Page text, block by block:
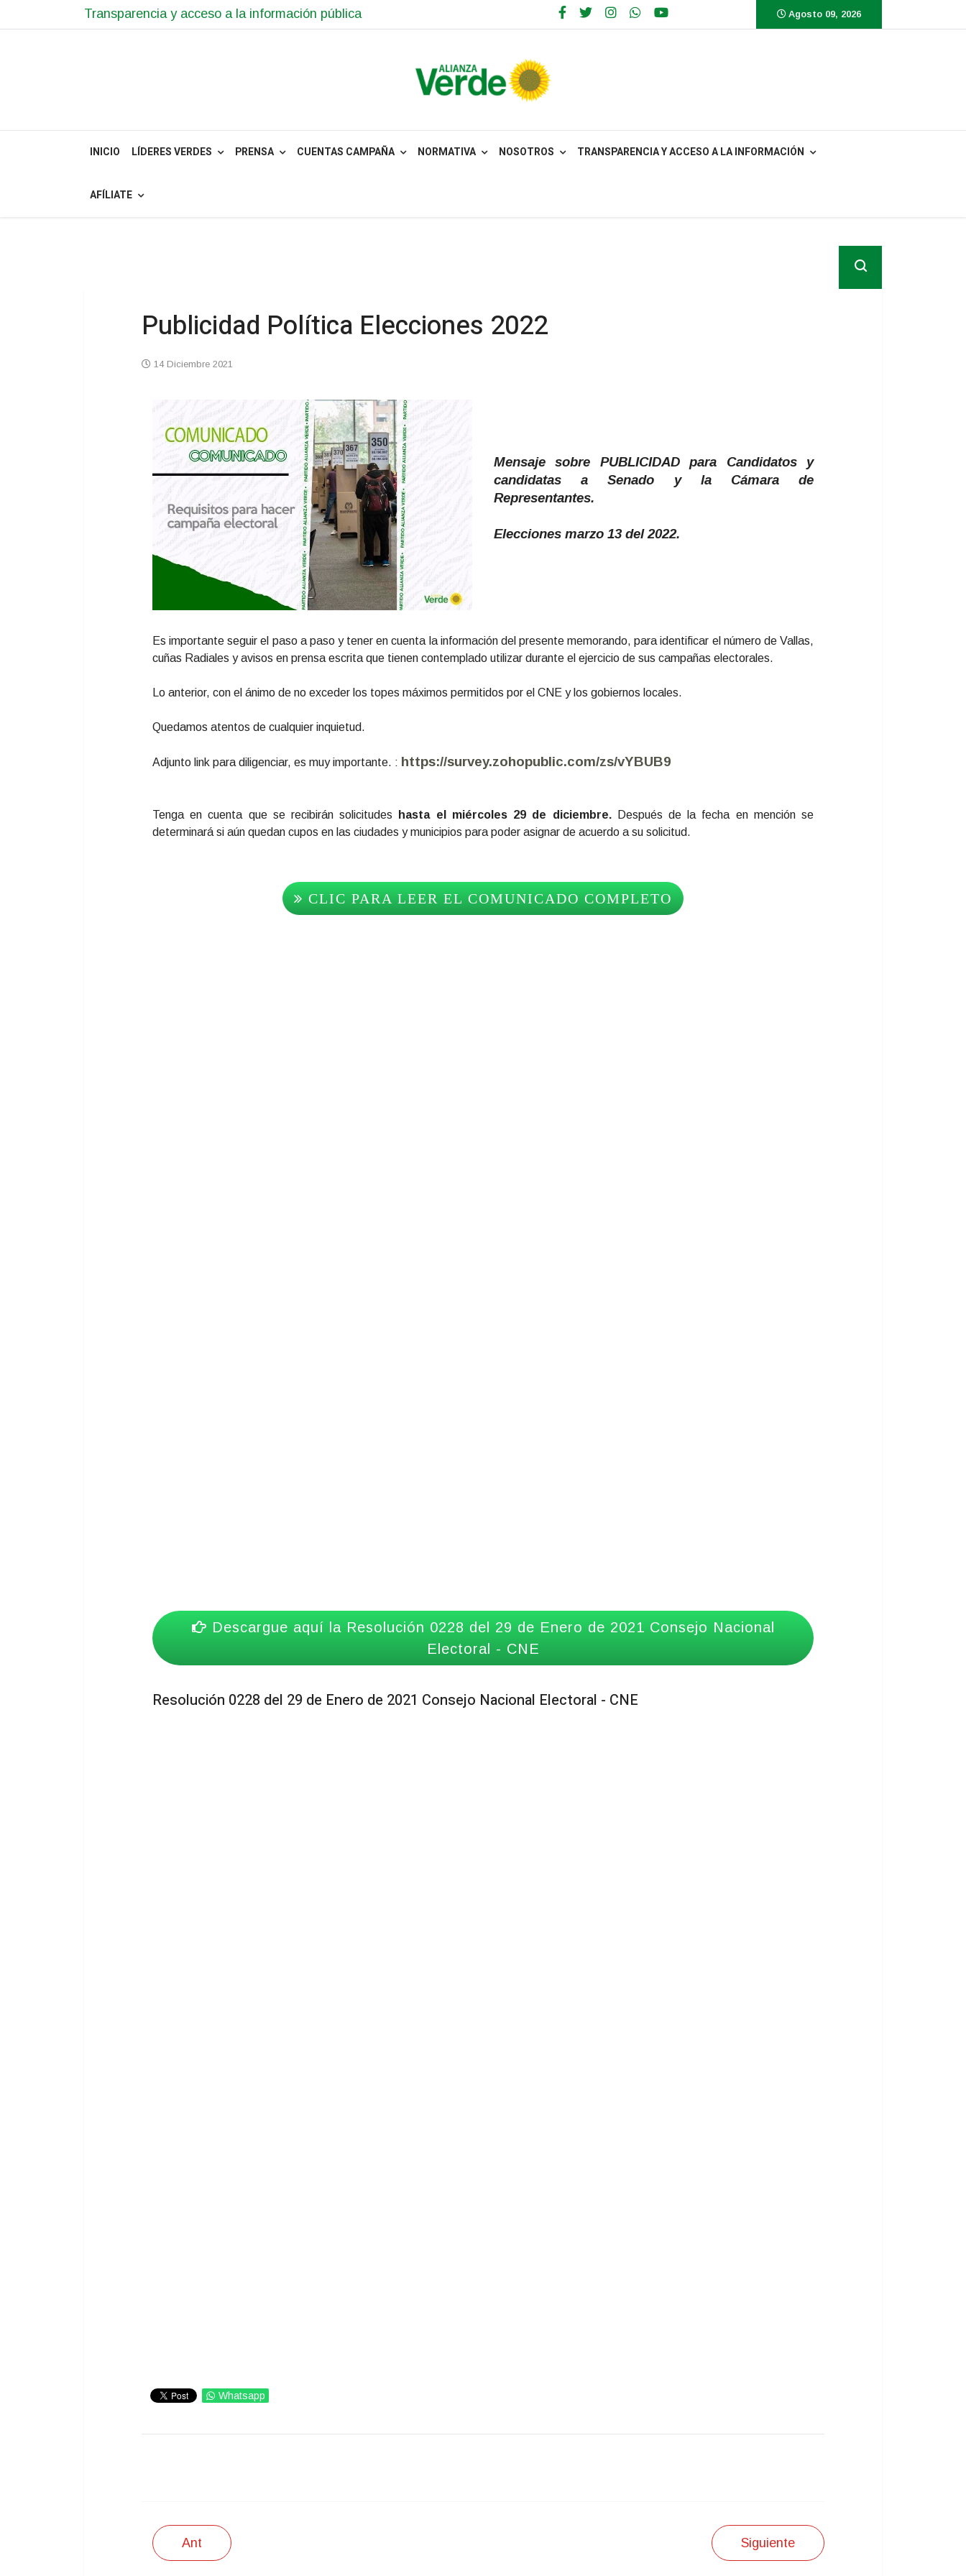
Transparencia y acceso a la información pública Agosto 09, 2026
INICIO LÍDERES VERDES PRENSA CUENTAS CAMPAÑA NORMATIVA NOSOTROS TRANSPARENCIA Y ACCESO A LA INFORMACIÓN
AFÍLIATE
Publicidad Política Elecciones 2022
14 Diciembre 2021
Mensaje sobre PUBLICIDAD para Candidatos y
candidatas a Senado y la Cámara de
Representantes.
Elecciones marzo 13 del 2022.
Es importante seguir el paso a paso y tener en cuenta la información del presente memorando, para identificar el número de Vallas,
cuñas Radiales y avisos en prensa escrita que tienen contemplado utilizar durante el ejercicio de sus campañas electorales.
Lo anterior, con el ánimo de no exceder los topes máximos permitidos por el CNE y los gobiernos locales.
Quedamos atentos de cualquier inquietud.
Adjunto link para diligenciar, es muy importante. : https://survey.zohopublic.com/zs/vYBUB9
Tenga en cuenta que se recibirán solicitudes hasta el miércoles 29 de diciembre.Después de la fecha en mención se
determinará si aún quedan cupos en las ciudades y municipios para poder asignar de acuerdo a su solicitud.
CLIC PARA LEER EL COMUNICADO COMPLETO
Descargue aquí la Resolución 0228 del 29 de Enero de 2021 Consejo Nacional
Electoral - CNE
Resolución 0228 del 29 de Enero de 2021 Consejo Nacional Electoral - CNE
Whatsapp
Ant Siguiente